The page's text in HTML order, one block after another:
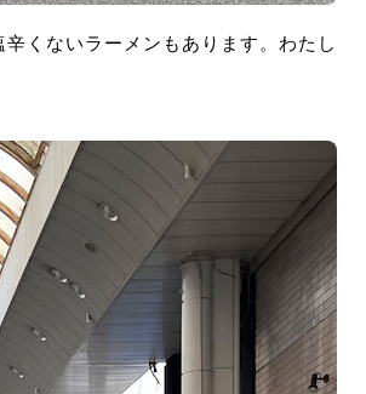
くないラーメンもあります。わたし